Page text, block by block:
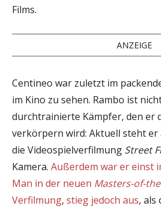
Films.
ANZEIGE
Centineo war zuletzt im
im Kino zu sehen. Rambo ist
durchtrainierte Kämpfer, den er
verkörpern wird: Aktuell steht
die Videospielverfilmung Street
Kamera. Außerdem war er einst
Man in der neuen Masters-of-
Verfilmung, stieg jedoch aus, als